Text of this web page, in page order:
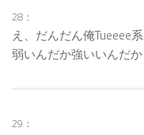
28：
え、だんだん俺Tueeee
弱いんだか強いいんだ
29：